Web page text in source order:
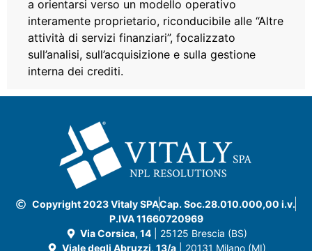
a orientarsi verso un modello operativo
interamente proprietario, riconducibile alle “Altre
attività di servizi finanziari”, focalizzato
sull’analisi, sull’acquisizione e sulla gestione
interna dei crediti.
Copyright 2023 Vitaly SPACap. Soc.28.010.000,00 i.v.
P.IVA 11660720969
Via Corsica, 14 | 25125 Brescia (BS)
Viale degli Abruzzi, 13/a| 20131 Milano (MI)